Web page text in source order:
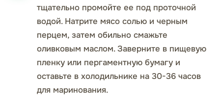
тщательно промойте ее под проточной
водой. Натрите мясо солью и черным
перцем, затем обильно смажьте
оливковым маслом. Заверните в пищевую
пленку или пергаментную бумагу и
оставьте в холодильнике на 30-36 часов
для маринования.